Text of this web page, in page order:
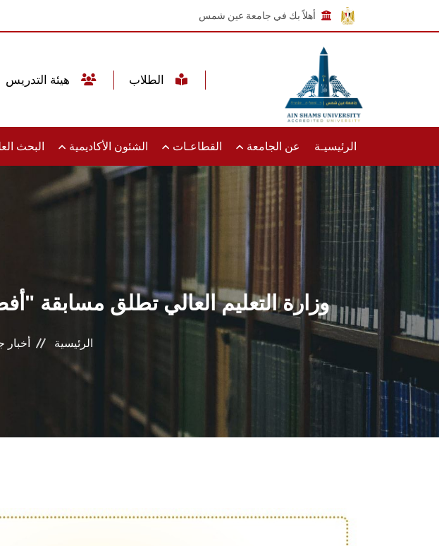
أهلاً بك في جامعة عين شمس
الرئيسيـة عن الجامعة القطاعـات الشئون الأكاديمية البحث
وزارة التعليم العالي تطلق مسابقة "أفضل
الرئيسية